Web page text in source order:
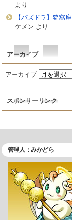
より
【パズドラ】猗窩
ケメン より
アーカイブ
アーカイブ
スポンサーリンク
管理人：みかどら